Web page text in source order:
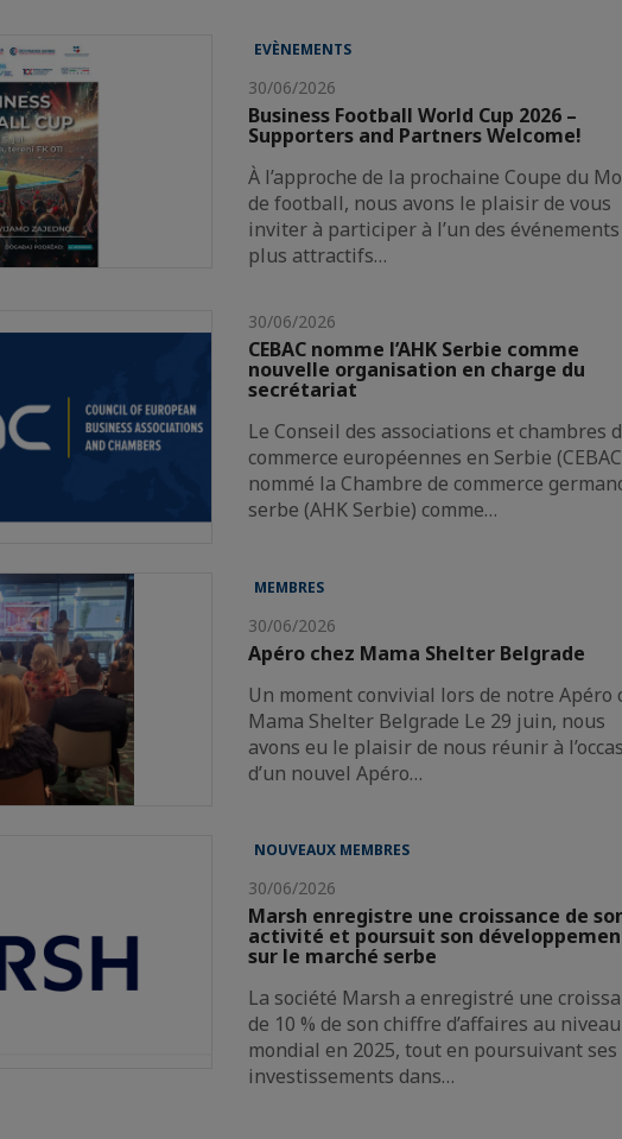
EVÈNEMENTS
30/06/2026
Business Football World Cup 2026 –
Supporters and Partners Welcome!
À l’approche de la prochaine Coupe du
de football, nous avons le plaisir de vous
inviter à participer à l’un des
plus attractifs…
30/06/2026
CEBAC nomme l’AHK Serbie comme
nouvelle organisation en charge du
secrétariat
Le Conseil des associations et chambres
commerce européennes en Serbie
nommé la Chambre de commerce
serbe (AHK Serbie) comme…
MEMBRES
30/06/2026
Apéro chez Mama Shelter Belgrade
Un moment convivial lors de notre Apéro
Mama Shelter Belgrade Le 29 juin, nous
avons eu le plaisir de nous réunir à
d’un nouvel Apéro…
NOUVEAUX MEMBRES
30/06/2026
Marsh enregistre une croissance de
activité et poursuit son
sur le marché serbe
La société Marsh a enregistré une
de 10 % de son chiffre d’affaires au niveau
mondial en 2025, tout en poursuivant ses
investissements dans…